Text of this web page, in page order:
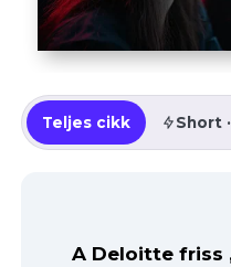
Teljes cikk Short
A Deloitte friss